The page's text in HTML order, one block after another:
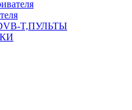
T,ПУЛЬТЫ